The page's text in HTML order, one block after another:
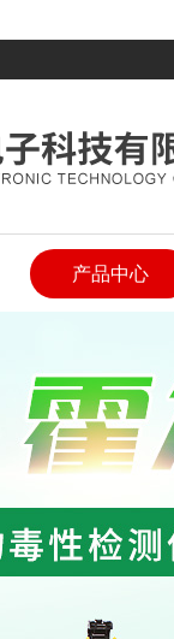
产品中心